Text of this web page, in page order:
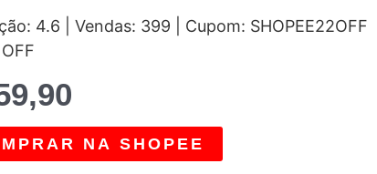
4.6 | Vendas: 399 | Cupom: SHOPEE22OFF
OFF
NA SHOPEE